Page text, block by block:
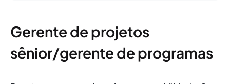
Gerente de projetos
sênior/gerente de programas